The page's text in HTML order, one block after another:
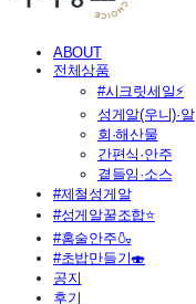
ABOUT
전체상품
#시크릿세일⚡
성게알(우니)·알
회·해산물
간편식·안주
곁들임·소스
#제철성게알
#성게알꿀조합⭐
#홈술안주🍶
#초밥만들기🍣
공지
후기